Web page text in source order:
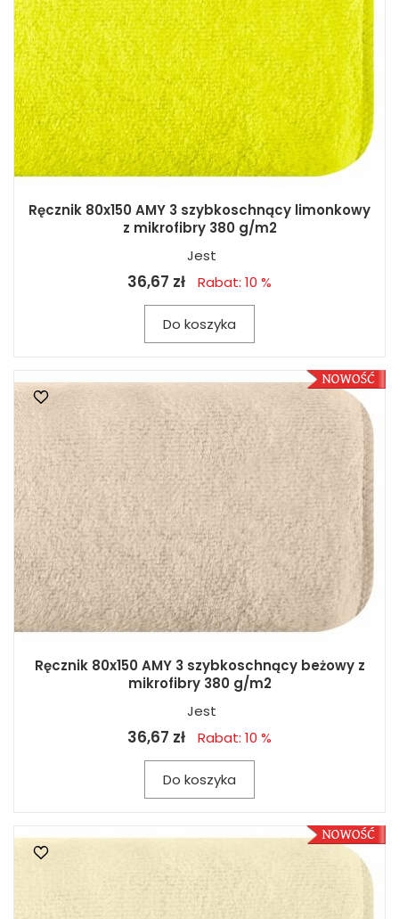
Ręcznik 80x150 AMY 3 szybkoschnący limonkowy
z mikrofibry 380 g/m2
Jest
36,67 zł Rabat: 10 %
Do koszyka
Ręcznik 80x150 AMY 3 szybkoschnący beżowy z
mikrofibry 380 g/m2
Jest
36,67 zł Rabat: 10 %
Do koszyka